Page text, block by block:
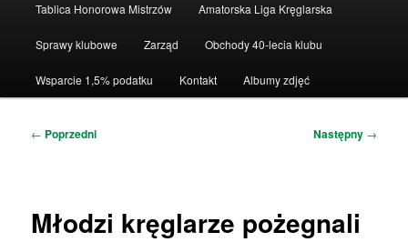
Tablica Honorowa Mistrzów Amatorska Liga Kręglarska
Sprawy klubowe Zarząd Obchody 40-lecia klubu
Wsparcie 1,5% podatku Kontakt Albumy zdjęć
Nawigacja
← Poprzedni Następny →
Młodzi kręglarze pożegnali